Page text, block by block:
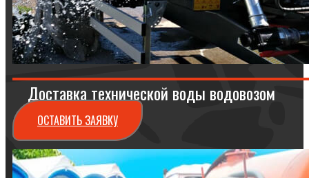
Доставка технической воды водовозом
ОСТАВИТЬ ЗАЯВКУ